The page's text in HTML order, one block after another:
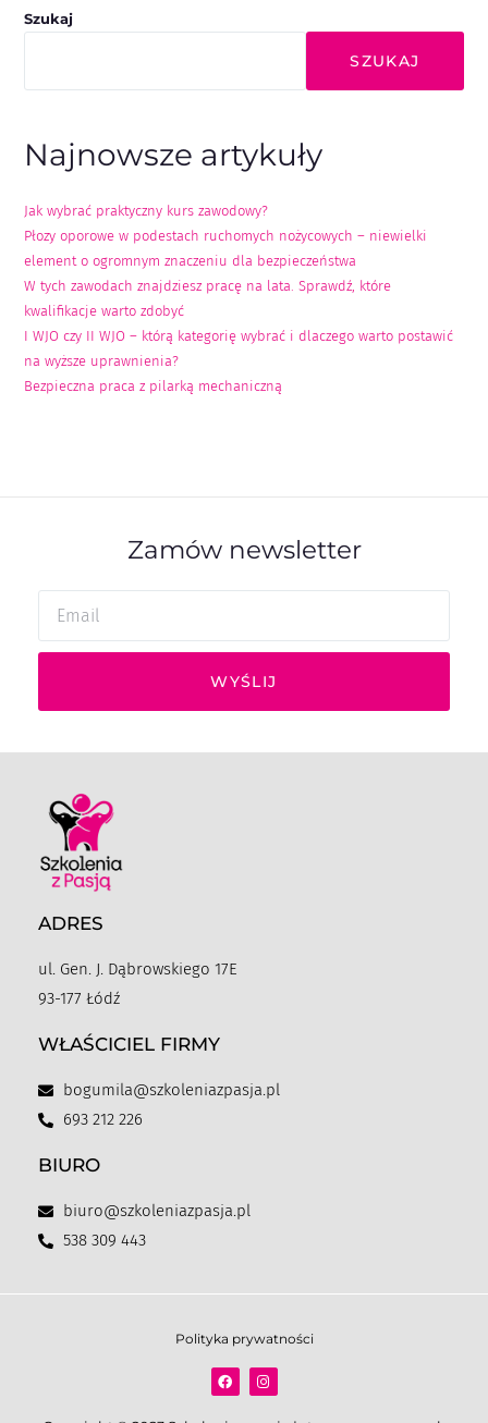
Szukaj
SZUKAJ
Najnowsze artykuły
Jak wybrać praktyczny kurs zawodowy?
Płozy oporowe w podestach ruchomych nożycowych – niewielki
element o ogromnym znaczeniu dla bezpieczeństwa
W tych zawodach znajdziesz pracę na lata. Sprawdź, które
kwalifikacje warto zdobyć
I WJO czy II WJO – którą kategorię wybrać i dlaczego warto postawić
na wyższe uprawnienia?
Bezpieczna praca z pilarką mechaniczną
Zamów newsletter
WYŚLIJ
ADRES
ul. Gen. J. Dąbrowskiego 17E
93-177 Łódź
WŁAŚCICIEL FIRMY
bogumila@szkoleniazpasja.pl
693 212 226
BIURO
biuro@szkoleniazpasja.pl
538 309 443
Polityka prywatności